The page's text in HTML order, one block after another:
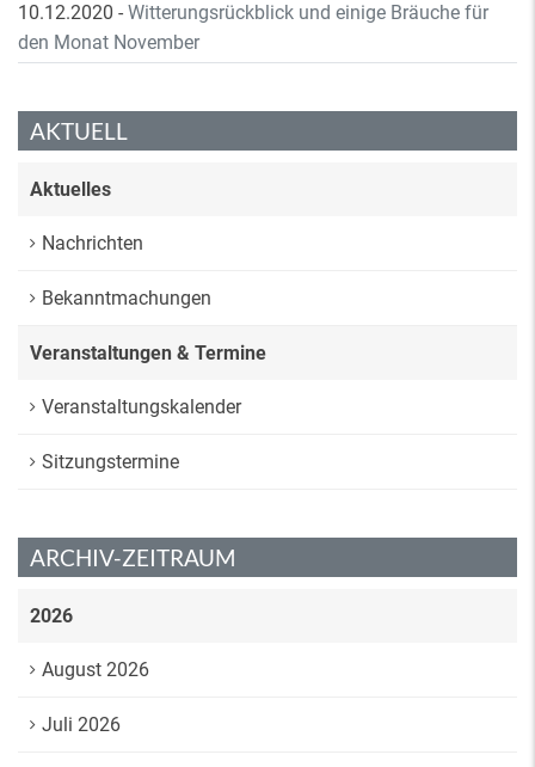
10.12.2020 - Witterungsrückblick und einige Bräuche für
den Monat November
AKTUELL
Aktuelles
Nachrichten
Bekanntmachungen
Veranstaltungen & Termine
Veranstaltungskalender
Sitzungstermine
ARCHIV-ZEITRAUM
2026
August 2026
Juli 2026